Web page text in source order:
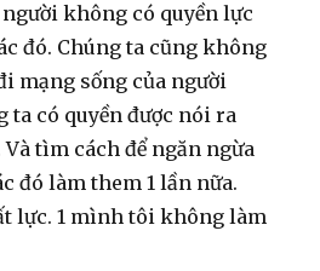
không có quyền lực
đó. Chúng ta cũng không
mạng sống của người
ta có quyền được nói ra
tìm cách để ngăn ngừa
đó làm them 1 lần nữa.
lực. 1 mình tôi không làm